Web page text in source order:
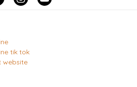
tik tok
website